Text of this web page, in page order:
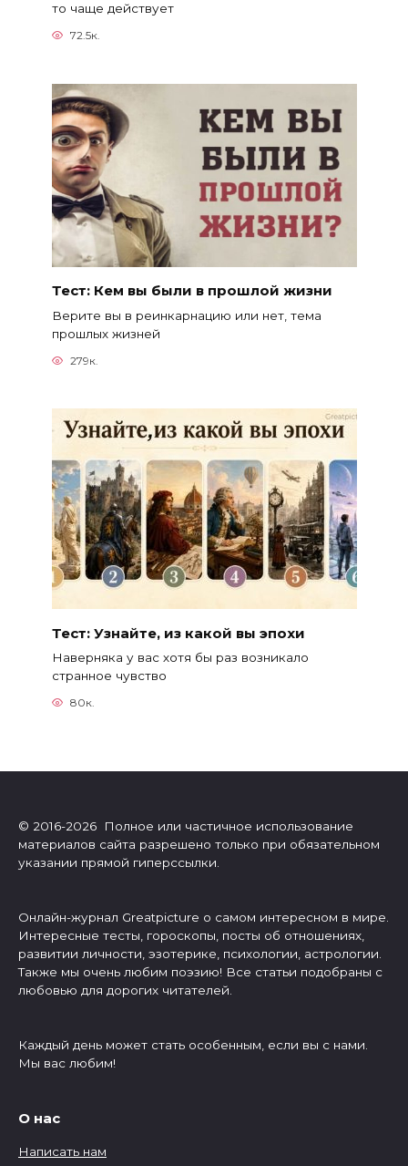
то чаще действует
72.5к.
Тест: Кем вы были в прошлой жизни
Верите вы в реинкарнацию или нет, тема
прошлых жизней
279к.
Тест: Узнайте, из какой вы эпохи
Наверняка у вас хотя бы раз возникало
странное чувство
80к.
© 2016-2026 Полное или частичное использование
материалов сайта разрешено только при обязательном
указании прямой гиперссылки.
Онлайн-журнал Greatpicture о самом интересном в мире.
Интересные тесты, гороскопы, посты об отношениях,
развитии личности, эзотерике, психологии, астрологии.
Также мы очень любим поэзию! Все статьи подобраны с
любовью для дорогих читателей.
Каждый день может стать особенным, если вы с нами.
Мы вас любим!
О нас
Написать нам